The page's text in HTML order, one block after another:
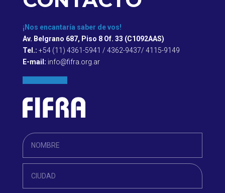
¡Nos encantaría saber de vos!
Av. Belgrano 687, Piso 8 Of. 33 (C1092AAS)
Tel.: +54 (11) 4361-5941 / 4362-9437/ 4115-9149
E-mail: info@fifra.org.ar